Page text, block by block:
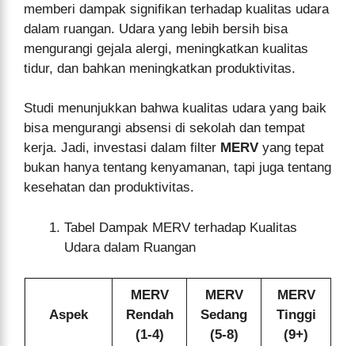
memberi dampak signifikan terhadap kualitas udara
dalam ruangan. Udara yang lebih bersih bisa
mengurangi gejala alergi, meningkatkan kualitas
tidur, dan bahkan meningkatkan produktivitas.
Studi menunjukkan bahwa kualitas udara yang baik
bisa mengurangi absensi di sekolah dan tempat
kerja. Jadi, investasi dalam filter MERV yang tepat
bukan hanya tentang kenyamanan, tapi juga tentang
kesehatan dan produktivitas.
Tabel Dampak MERV terhadap Kualitas
Udara dalam Ruangan
Aspek
MERV
Rendah
(1-4)
MERV
Sedang
(5-8)
MERV
Tinggi
(9+)